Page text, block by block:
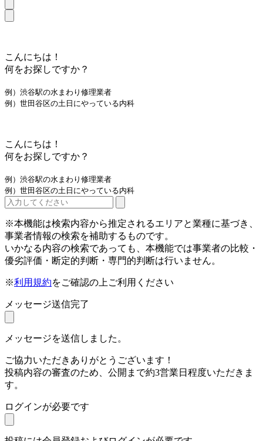
こんにちは！
何をお探しですか？
例）渋谷駅の水まわり修理業者
例）世田谷区の土日にやっている内科
こんにちは！
何をお探しですか？
例）渋谷駅の水まわり修理業者
例）世田谷区の土日にやっている内科
※本機能は検索内容から推定されるエリアと業種に基づき、
事業者情報の検索を補助するものです。
いかなる内容の検索であっても、本機能では事業者の比較・
優劣評価・断定的判断・専門的判断は行いません。
※利用規約をご確認の上ご利用ください
メッセージ送信完了
メッセージを送信しました。
ご協力いただきありがとうございます！
投稿内容の審査のため、公開まで約3営業日程度いただきま
す。
ログインが必要です